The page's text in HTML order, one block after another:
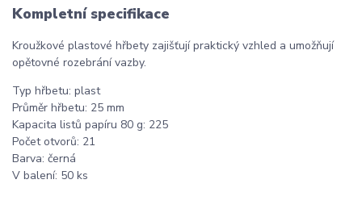
Kompletní specifikace
Kroužkové plastové hřbety zajišťují praktický vzhled a umožňují
opětovné rozebrání vazby.
Typ hřbetu: plast
Průměr hřbetu: 25 mm
Kapacita listů papíru 80 g: 225
Počet otvorů: 21
Barva: černá
V balení: 50 ks